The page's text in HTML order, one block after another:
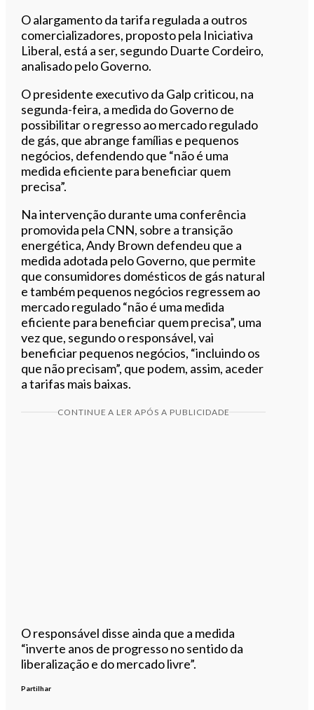
O alargamento da tarifa regulada a outros
comercializadores, proposto pela Iniciativa
Liberal, está a ser, segundo Duarte Cordeiro,
analisado pelo Governo.
O presidente executivo da Galp criticou, na
segunda-feira, a medida do Governo de
possibilitar o regresso ao mercado regulado
de gás, que abrange famílias e pequenos
negócios, defendendo que “não é uma
medida eficiente para beneficiar quem
precisa”.
Na intervenção durante uma conferência
promovida pela CNN, sobre a transição
energética, Andy Brown defendeu que a
medida adotada pelo Governo, que permite
que consumidores domésticos de gás natural
e também pequenos negócios regressem ao
mercado regulado “não é uma medida
eficiente para beneficiar quem precisa”, uma
vez que, segundo o responsável, vai
beneficiar pequenos negócios, “incluindo os
que não precisam”, que podem, assim, aceder
a tarifas mais baixas.
CONTINUE A LER APÓS A PUBLICIDADE
O responsável disse ainda que a medida
“inverte anos de progresso no sentido da
liberalização e do mercado livre”.
Partilhar